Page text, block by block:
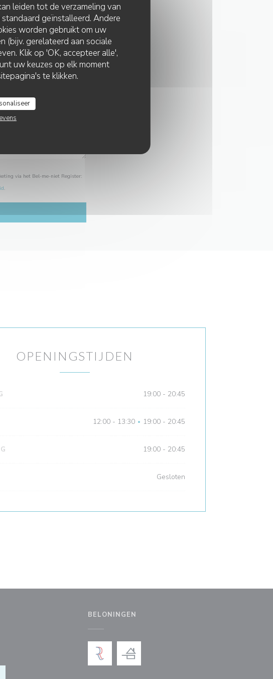
leiden tot de verzameling van
geïnstalleerd. Andere
worden gebruikt om uw
(bijv. gerelateerd aan sociale
Klik op 'OK, accepteer alle',
uw keuzes op elk moment
te klikken.
via het Bel-me-niet Register:
.
OPENINGSTIJDEN
19:00 - 20:45
12:00 - 13:30 • 19:00 - 20:45
19:00 - 20:45
Gesloten
in een nieuw venster))
((opent in een nieuw venster))
BELONINGEN